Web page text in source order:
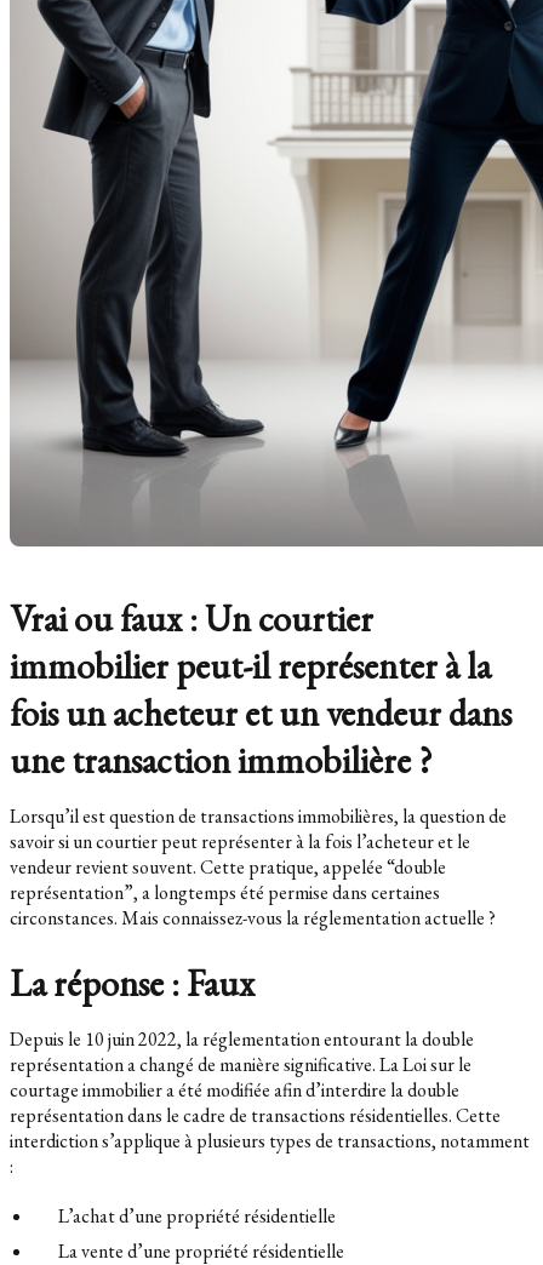
Vrai ou faux : Un courtier
immobilier peut-il représenter à la
fois un acheteur et un vendeur dans
une transaction immobilière ?
Lorsqu’il est question de transactions immobilières, la question de
savoir si un courtier peut représenter à la fois l’acheteur et le
vendeur revient souvent. Cette pratique, appelée “double
représentation”, a longtemps été permise dans certaines
circonstances. Mais connaissez-vous la réglementation actuelle ?
La réponse : Faux
Depuis le 10 juin 2022, la réglementation entourant la double
représentation a changé de manière significative. La Loi sur le
courtage immobilier a été modifiée afin d’interdire la double
représentation dans le cadre de transactions résidentielles. Cette
interdiction s’applique à plusieurs types de transactions, notamment
:
L’achat d’une propriété résidentielle
La vente d’une propriété résidentielle